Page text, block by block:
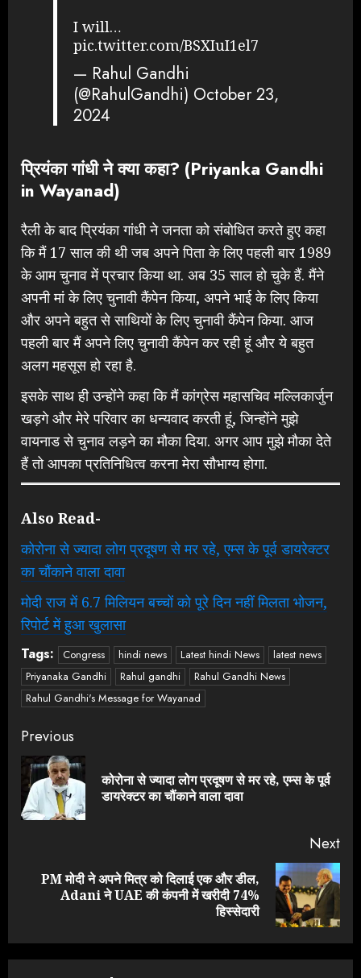
I will…
pic.twitter.com/BSXIuI1el7
— Rahul Gandhi
(@RahulGandhi) October 23,
2024
प्रियंका गांधी ने क्या कहा? (Priyanka Gandhi
in Wayanad)
रैली के बाद प्रियंका गांधी ने जनता को संबोधित करते हुए कहा
कि मैं 17 साल की थी जब अपने पिता के लिए पहली बार 1989
के आम चुनाव में प्रचार किया था. अब 35 साल हो चुके हैं. मैंने
अपनी मां के लिए चुनावी कैंपेन किया, अपने भाई के लिए किया
और अपने बहुत से साथियों के लिए चुनावी कैंपेन किया. आज
पहली बार मैं अपने लिए चुनावी कैंपेन कर रही हूं और ये बहुत
अलग महसूस हो रहा है.
इसके साथ ही उन्होंने कहा कि मैं कांग्रेस महासचिव मल्लिकार्जुन
खड़गे और मेरे परिवार का धन्यवाद करती हूं, जिन्होंने मुझे
वायनाड से चुनाव लड़ने का मौका दिया. अगर आप मुझे मौका देते
हैं तो आपका प्रतिनिधित्व करना मेरा सौभाग्य होगा.
Also Read-
कोरोना से ज्यादा लोग प्रदूषण से मर रहे, एम्स के पूर्व डायरेक्टर
का चौंकाने वाला दावा
मोदी राज में 6.7 मिलियन बच्चों को पूरे दिन नहीं मिलता भोजन,
रिपोर्ट में हुआ खुलासा
Tags: Congress hindi news Latest hindi News
latest news
Priyanaka Gandhi
Rahul gandhi
Rahul Gandhi News
Rahul Gandhi's Message for Wayanad
Continue
Reading
Previous
कोरोना से ज्यादा लोग प्रदूषण से मर रहे, एम्स के पूर्व
डायरेक्टर का चौंकाने वाला दावा
Next
Next
PM मोदी ने अपने मित्र को दिलाई एक और डील,
Adani ने UAE की कंपनी में खरीदी 74%
हिस्सेदारी